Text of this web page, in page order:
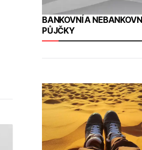
BANKOVNÍ A NEBANKOVNÍ
PŮJČKY